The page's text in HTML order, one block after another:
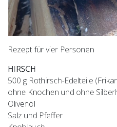
Rezept für vier Personen
HIRSCH
500 g Rothirsch-Edelteile
ohne Knochen und ohne
Olivenöl
Salz und Pfeffer